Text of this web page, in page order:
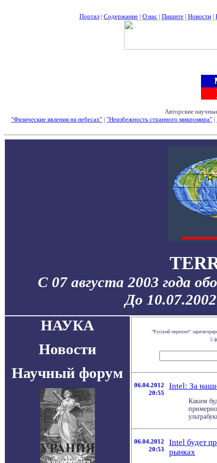
Портал| Содержание| О нас| Пишите| Новости|
Авторские
"Физические явления на небесах" | "Неизбежность странного микромира" |
С 07 августа 2003 года
До
НАУКА
Новости
Научный форум
"Русский переплет"
5
06.04.2012
20:55
Intel: За
Каким
06.04.2012
20:53
Intel будет
рынках